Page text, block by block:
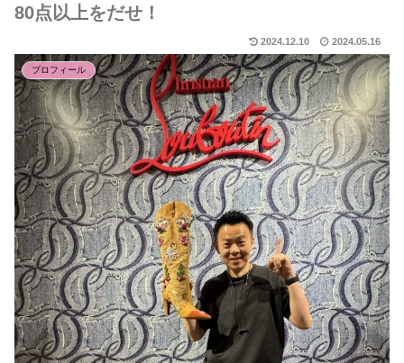
80点以上をだせ！
2024.12.10 2024.05.16
プロフィール